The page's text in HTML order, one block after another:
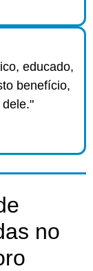
educado,
benefício,
no